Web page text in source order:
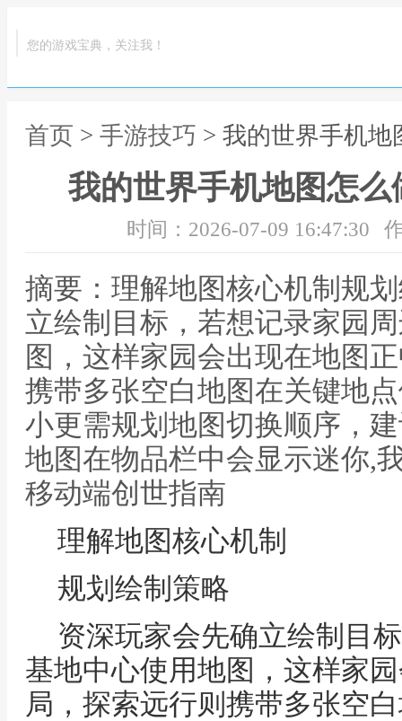
您的游戏宝典，关注我！
首页 > 手游技巧 > 我的世界手机
我的世界手机地图怎
时间：2026-07-09 16:47:30
摘要：理解地图核心机制规
立绘制目标，若想记录家园
图，这样家园会出现在地图
携带多张空白地图在关键地
小更需规划地图切换顺序，
地图在物品栏中会显示迷你,
移动端创世指南
理解地图核心机制
规划绘制策略
资深玩家会先确立绘制目
基地中心使用地图，这样家
局，探索远行则携带多张空